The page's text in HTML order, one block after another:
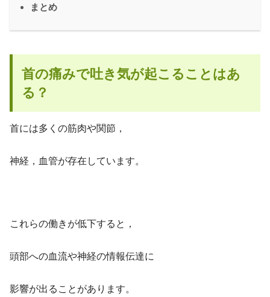
まとめ
首の痛みで吐き気が起こることはあ
る？
首には多くの筋肉や関節，
神経，血管が存在しています。
これらの働きが低下すると，
頭部への血流や神経の情報伝達に
影響が出ることがあります。